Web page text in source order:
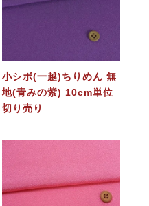
小シボ(一越)ちりめん 無
地(青みの紫) 10cm単位
切り売り